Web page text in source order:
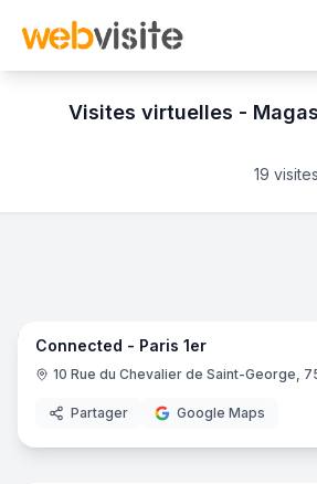
Visites virtuelles -
19
Capitol Audio
- Toulouse
Extrême Phone
O.S.X Informatik
- Paris
YesYes
Connected - Paris 1er
10 Rue du Chevalier de Saint-George,
Partager Google Maps